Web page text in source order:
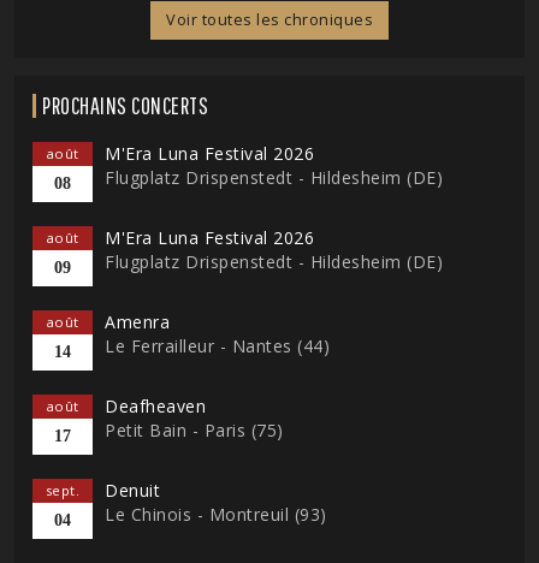
Voir toutes les chroniques
PROCHAINS CONCERTS
août
08
M'Era Luna Festival 2026
Flugplatz Drispenstedt - Hildesheim (DE)
août
09
M'Era Luna Festival 2026
Flugplatz Drispenstedt - Hildesheim (DE)
août
14
Amenra
Le Ferrailleur - Nantes (44)
août
17
Deafheaven
Petit Bain - Paris (75)
sept.
04
Denuit
Le Chinois - Montreuil (93)